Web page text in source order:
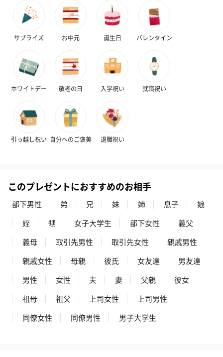
サプライズ お中元 誕生日 バレンタイン
ホワイトデー 敬老の日 入学祝い 就職祝い
引っ越し祝い 自分へのご褒美 退職祝い
このプレゼントにおすすめのお相手
部下男性 弟 兄 妹 姉 息子
娘
姪
甥 女子大学生 部下女性
義父
義母
取引先男性 取引先女性
親戚男性
親戚女性
母親 彼氏 女友達
男友達
男性
女性 夫 妻 父親
彼女
祖母
祖父 上司女性
上司男性
同僚女性
同僚男性 男子大学生